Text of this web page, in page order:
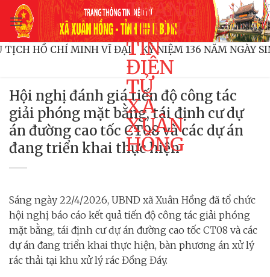
qua
dung
TRANG
THÔNG
TIN
ĐIỆN
TỬ
XÃ
XUÂN
HỒNG
CHỦ TỊCH HỒ CHÍ MINH VĨ ĐẠI! KỶ NIỆM 136 NĂM
Hội nghị đánh giá tiến độ công tác
giải phóng mặt bằng, tái định cư dự
án đường cao tốc CT08 và các dự án
đang triển khai thực hiện
Sáng ngày 22/4/2026, UBND xã Xuân Hồng đã tổ chức
hội nghị báo cáo kết quả tiến độ công tác giải phóng
mặt bằng, tái định cư dự án đường cao tốc CT08 và các
dự án đang triển khai thực hiện, bàn phương án xử lý
rác thải tại khu xử lý rác Đồng Đáy.